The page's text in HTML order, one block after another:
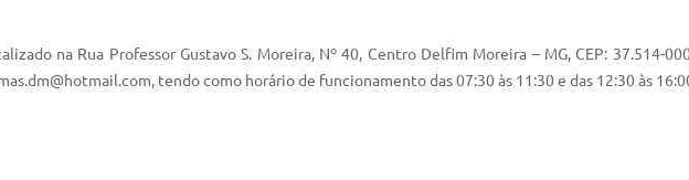
na Rua Professor Gustavo S. Moreira, Nº 40, Centro Delfim Moreira – MG, CEP: 37.514-
tendo como horário de funcionamento das 07:30 às 11:30 e das 12:30 às